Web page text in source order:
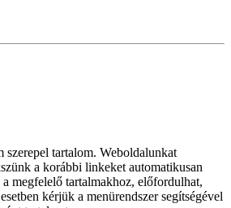
szerepel tartalom. Weboldalunkat
a korábbi linkeket automatikusan
megfelelő tartalmakhoz, előfordulhat,
kérjük a menürendszer segítségével